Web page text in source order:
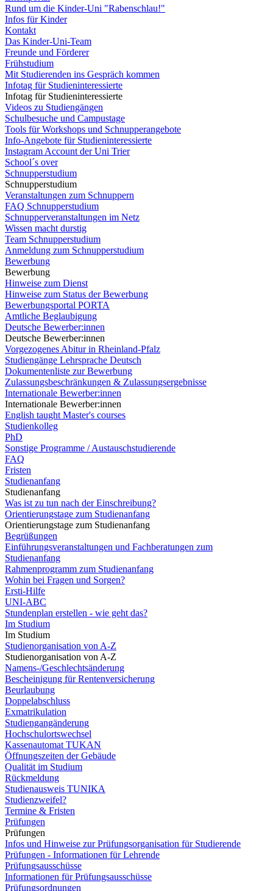
Rund um die Kinder-Uni "Rabenschlau!"
Infos für Kinder
Kontakt
Das Kinder-Uni-Team
Freunde und Förderer
Frühstudium
Mit Studierenden ins Gespräch kommen
Infotag für Studieninteressierte
Infotag für Studieninteressierte
Videos zu Studiengängen
Schulbesuche und Campustage
Tools für Workshops und Schnupperangebote
Info-Angebote für Studieninteressierte
Instagram Account der Uni Trier
School´s over
Schnupperstudium
Schnupperstudium
Veranstaltungen zum Schnuppern
FAQ Schnupperstudium
Schnupperveranstaltungen im Netz
Wissen macht durstig
Team Schnupperstudium
Anmeldung zum Schnupperstudium
Bewerbung
Bewerbung
Hinweise zum Dienst
Hinweise zum Status der Bewerbung
Bewerbungsportal PORTA
Amtliche Beglaubigung
Deutsche Bewerber:innen
Deutsche Bewerber:innen
Vorgezogenes Abitur in Rheinland-Pfalz
Studiengänge Lehrsprache Deutsch
Dokumentenliste zur Bewerbung
Zulassungsbeschränkungen & Zulassungsergebnisse
Internationale Bewerber:innen
Internationale Bewerber:innen
English taught Master's courses
Studienkolleg
PhD
Sonstige Programme / Austauschstudierende
FAQ
Fristen
Studienanfang
Studienanfang
Was ist zu tun nach der Einschreibung?
Orientierungstage zum Studienanfang
Orientierungstage zum Studienanfang
Begrüßungen
Einführungsveranstaltungen und Fachberatungen zum
Studienanfang
Rahmenprogramm zum Studienanfang
Wohin bei Fragen und Sorgen?
Ersti-Hilfe
UNI-ABC
Stundenplan erstellen - wie geht das?
Im Studium
Im Studium
Studienorganisation von A-Z
Studienorganisation von A-Z
Namens-/Geschlechtsänderung
Bescheinigung für Rentenversicherung
Beurlaubung
Doppelabschluss
Exmatrikulation
Studiengangänderung
Hochschulortswechsel
Kassenautomat TUKAN
Öffnungszeiten der Gebäude
Qualität im Studium
Rückmeldung
Studienausweis TUNIKA
Studienzweifel?
Termine & Fristen
Prüfungen
Prüfungen
Infos und Hinweise zur Prüfungsorganisation für Studierende
Prüfungen - Informationen für Lehrende
Prüfungsausschüsse
Informationen für Prüfungsausschüsse
Prüfungsordnungen